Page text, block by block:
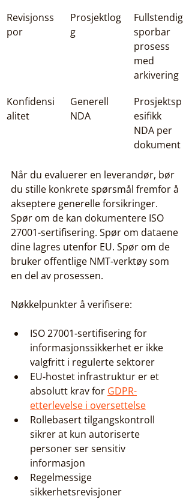
Revisjonss
por
Prosjektlog
g
Fullstendig
sporbar
prosess
med
arkivering
Konfidensi
alitet
Generell
NDA
Prosjektsp
esifikk
NDA per
dokument
Når du evaluerer en leverandør, bør
du stille konkrete spørsmål fremfor å
akseptere generelle forsikringer.
Spør om de kan dokumentere ISO
27001-sertifisering. Spør om dataene
dine lagres utenfor EU. Spør om de
bruker offentlige NMT-verktøy som
en del av prosessen.
Nøkkelpunkter å verifisere:
ISO 27001-sertifisering for
informasjonssikkerhet er ikke
valgfritt i regulerte sektorer
EU-hostet infrastruktur er et
absolutt krav for GDPR-
etterlevelse i oversettelse
Rollebasert tilgangskontroll
sikrer at kun autoriserte
personer ser sensitiv
informasjon
Regelmessige
sikkerhetsrevisjoner